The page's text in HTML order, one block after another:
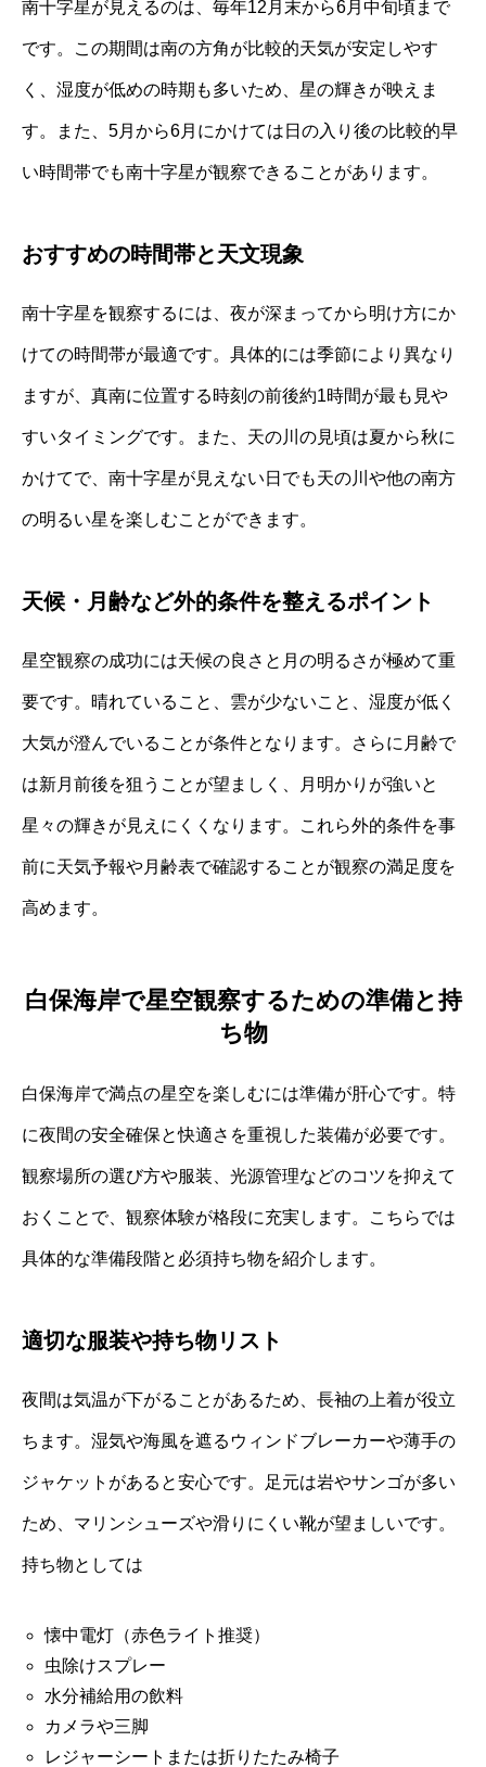
南十字星が見えるのは、毎年12月末から6月中旬頃まで
です。この期間は南の方角が比較的天気が安定しやす
く、湿度が低めの時期も多いため、星の輝きが映えま
す。また、5月から6月にかけては日の入り後の比較的早
い時間帯でも南十字星が観察できることがあります。
おすすめの時間帯と天文現象
南十字星を観察するには、夜が深まってから明け方にか
けての時間帯が最適です。具体的には季節により異なり
ますが、真南に位置する時刻の前後約1時間が最も見や
すいタイミングです。また、天の川の見頃は夏から秋に
かけてで、南十字星が見えない日でも天の川や他の南方
の明るい星を楽しむことができます。
天候・月齢など外的条件を整えるポイント
星空観察の成功には天候の良さと月の明るさが極めて重
要です。晴れていること、雲が少ないこと、湿度が低く
大気が澄んでいることが条件となります。さらに月齢で
は新月前後を狙うことが望ましく、月明かりが強いと
星々の輝きが見えにくくなります。これら外的条件を事
前に天気予報や月齢表で確認することが観察の満足度を
高めます。
白保海岸で星空観察するための準備と持
ち物
白保海岸で満点の星空を楽しむには準備が肝心です。特
に夜間の安全確保と快適さを重視した装備が必要です。
観察場所の選び方や服装、光源管理などのコツを抑えて
おくことで、観察体験が格段に充実します。こちらでは
具体的な準備段階と必須持ち物を紹介します。
適切な服装や持ち物リスト
夜間は気温が下がることがあるため、長袖の上着が役立
ちます。湿気や海風を遮るウィンドブレーカーや薄手の
ジャケットがあると安心です。足元は岩やサンゴが多い
ため、マリンシューズや滑りにくい靴が望ましいです。
持ち物としては
懐中電灯（赤色ライト推奨）
虫除けスプレー
水分補給用の飲料
カメラや三脚
レジャーシートまたは折りたたみ椅子